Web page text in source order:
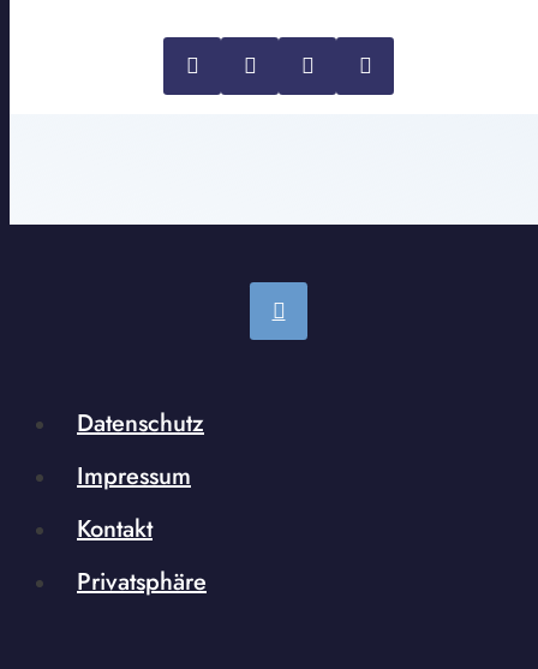
Datenschutz
Impressum
Kontakt
Privatsphäre